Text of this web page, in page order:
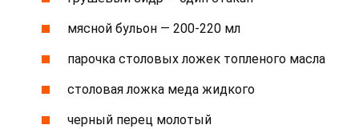
мясной бульон — 200-220 мл
парочка столовых ложек топленого масла
столовая ложка меда жидкого
черный перец молотый